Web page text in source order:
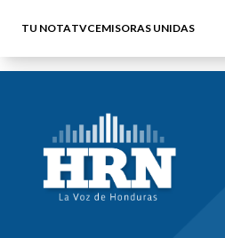
TU NOTATVCEMISORAS UNIDAS